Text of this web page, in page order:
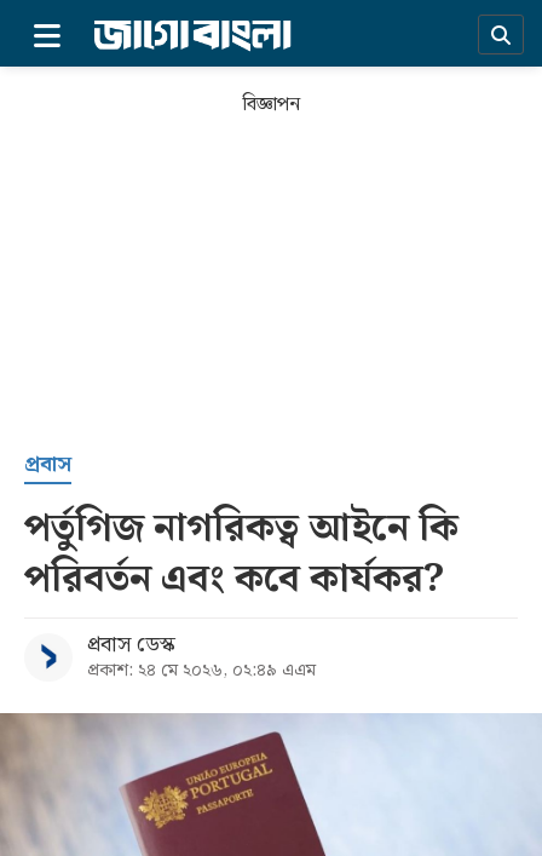
সর্বশেষ
বিভাগ
আর্কাইভ
বিজ্ঞাপন
প্রবাস
পর্তুগিজ নাগরিকত্ব আইনে কি
পরিবর্তন এবং কবে কার্যকর?
প্রবাস ডেস্ক
প্রকাশ: ২৪ মে ২০২৬, ০২:৪৯ এএম